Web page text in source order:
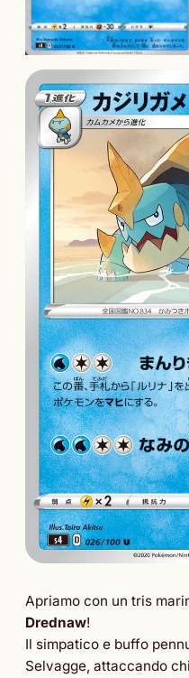
Apriamo con un tris
Drednaw!
Il simpatico e buffo
Selvagge, attaccando